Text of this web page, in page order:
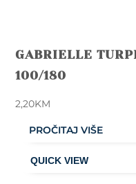
GABRIELLE
100/180
2,20KM
PROČITAJ VIŠE